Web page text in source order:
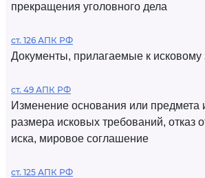
прекращения уголовного дела
ст. 126 АПК РФ
Документы, прилагаемые к
ст. 49 АПК РФ
Изменение основания или предмета
размера исковых требований, отказ
иска, мировое соглашение
ст. 125 АПК РФ